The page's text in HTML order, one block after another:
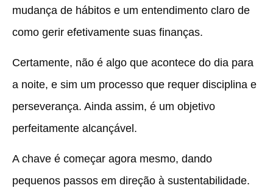
mudança de hábitos e um entendimento claro de
como gerir efetivamente suas finanças.
Certamente, não é algo que acontece do dia para
a noite, e sim um processo que requer disciplina e
perseverança. Ainda assim, é um objetivo
perfeitamente alcançável.
A chave é começar agora mesmo, dando
pequenos passos em direção à sustentabilidade.